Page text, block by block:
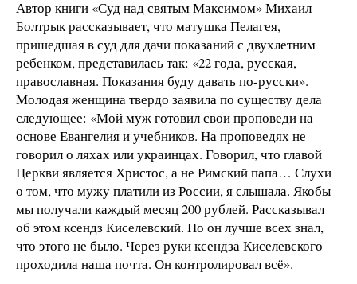
Автор книги «Суд над святым Максимом» Михаил
Болтрык рассказывает, что матушка Пелагея,
пришедшая в суд для дачи показаний с двухлетним
ребенком, представилась так: «22 года, русская,
православная. Показания буду давать по-русски».
Молодая женщина твердо заявила по существу дела
следующее: «Мой муж готовил свои проповеди на
основе Евангелия и учебников. На проповедях не
говорил о ляхах или украинцах. Говорил, что главой
Церкви является Христос, а не Римский папа… Слухи
о том, что мужу платили из России, я слышала. Якобы
мы получали каждый месяц 200 рублей. Рассказывал
об этом ксендз Киселевский. Но он лучше всех знал,
что этого не было. Через руки ксендза Киселевского
проходила наша почта. Он контролировал всё».